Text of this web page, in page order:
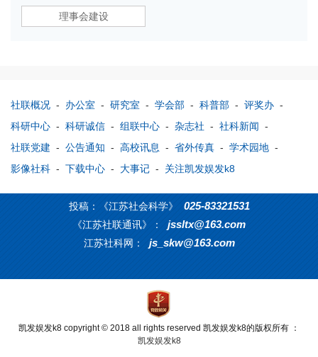
理事会建设
社联概况 - 办公室 - 研究室 - 学会部 - 科普部 - 评奖办 -
科研中心 - 科研诚信 - 组联中心 - 杂志社 - 社科新闻 -
社联党建 - 公告通知 - 高校讯息 - 省外传真 - 学术园地 -
影像社科 - 下载中心 - 大事记 - 关注凯发娱发k8
投稿：《江苏社会科学》 025-83321531
《江苏社联通讯》： jssltx@163.com
江苏社科网： js_skw@163.com
凯发娱发k8 copyright © 2018 all rights reserved 凯发娱发k8的版权所有 ：
凯发娱发k8